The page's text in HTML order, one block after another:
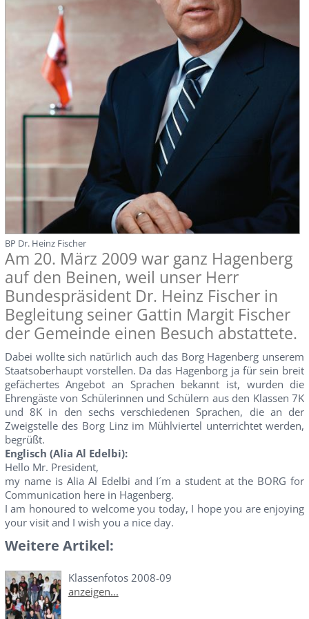
BP Dr. Heinz Fischer
Am 20. März 2009 war ganz Hagenberg
auf den Beinen, weil unser Herr
Bundespräsident Dr. Heinz Fischer in
Begleitung seiner Gattin Margit Fischer
der Gemeinde einen Besuch abstattete.
Dabei wollte sich natürlich auch das Borg Hagenberg unserem
Staatsoberhaupt vorstellen. Da das Hagenborg ja für sein breit
gefächertes Angebot an Sprachen bekannt ist, wurden die
Ehrengäste von Schülerinnen und Schülern aus den Klassen 7K
und 8K in den sechs verschiedenen Sprachen, die an der
Zweigstelle des Borg Linz im Mühlviertel unterrichtet werden,
begrüßt.
Englisch (Alia Al Edelbi):
Hello Mr. President,
my name is Alia Al Edelbi and I´m a student at the BORG for
Communication here in Hagenberg.
I am honoured to welcome you today, I hope you are enjoying
your visit and I wish you a nice day.
Weitere Artikel:
Klassenfotos 2008-09
anzeigen...